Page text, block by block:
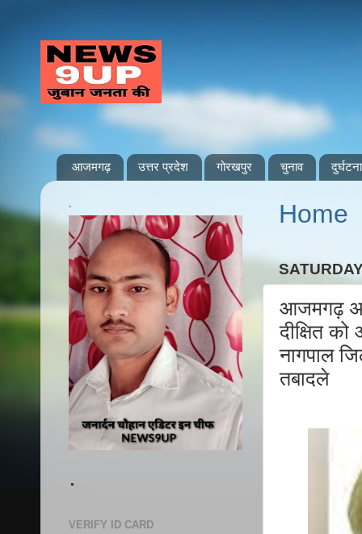
आजमगढ़ उत्तर प्रदेश गोरखपुर चुनाव दुर्घटना
Home
आजमगढ़
दीक्षित
नागपाल
तबादले
.
.
VERIFY ID CARD